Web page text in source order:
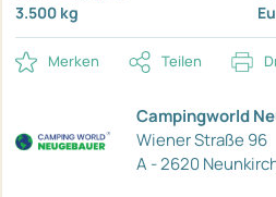
3.500 kg
Merken Teilen
Campingworld
Wiener Straße 96
A - 2620